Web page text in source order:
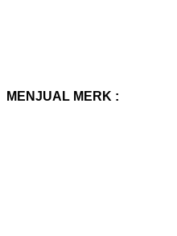
MENJUAL MERK :